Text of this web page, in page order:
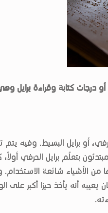
درجات كتابة وقراءة برايل
أو برايل البسيط. وفيه
بتعلُم برايل الحرفي
من الأشياء شائعة الاستخدام.
أنه يأخذ حيزا أكبر على